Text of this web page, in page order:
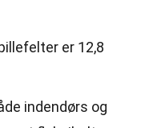
er 12,8
indendørs og